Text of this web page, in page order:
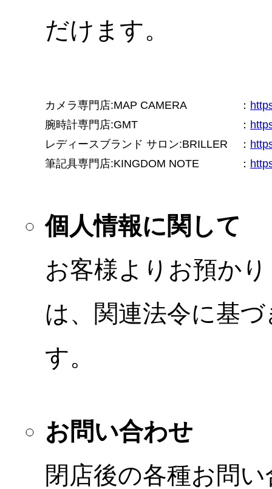
だけます。
カメラ専門店:MAP CAMERA ：
腕時計専門店:GMT
：
レディースブランド サロン:BRILLER
：
筆記具専門店:KINGDOM NOTE
：
個人情報に関して
お客様よりお預か
は、関連法令に基
す。
お問い合わせ
閉店後の各種お問